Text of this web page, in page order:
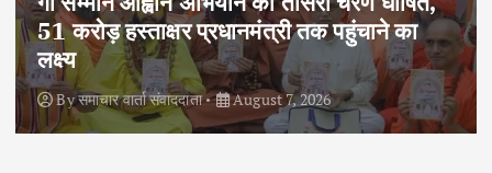
दोहरे हत्याकांड का वांछित आरोपी क्राइम ब्रांच के
हत्थे चढ़ा, नौ आपराधिक मामलों में रहा है शामिल
Byसमाचार वार्ता संवाददाता August 6, 2026